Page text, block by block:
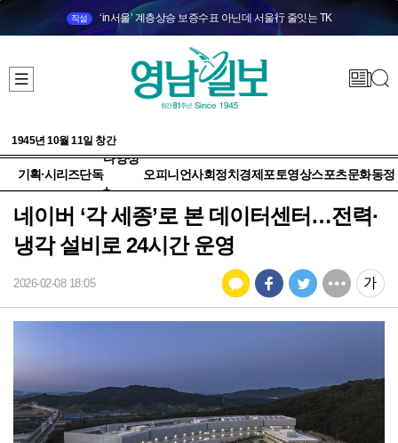
직설 ‘in서울’ 계층상승 보증수표 아닌데 서울行 줄잇는 TK
1945년 10월 11일 창간
기획·시리즈단독
다양성
+
오피니언사회정치 경제 포토영상스포츠문화동정
네이버 ‘각 세종’로 본 데이터센터…전력·
냉각 설비로 24시간 운영
2026-02-08 18:05